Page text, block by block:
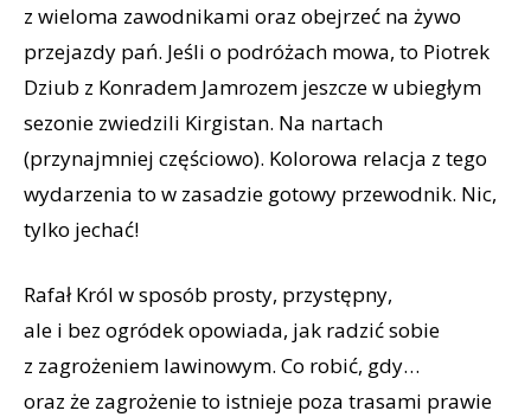
z wieloma zawodnikami oraz obejrzeć na żywo
przejazdy pań. Jeśli o podróżach mowa, to Piotrek
Dziub z Konradem Jamrozem jeszcze w ubiegłym
sezonie zwiedzili Kirgistan. Na nartach
(przynajmniej częściowo). Kolorowa relacja z tego
wydarzenia to w zasadzie gotowy przewodnik. Nic,
tylko jechać!
Rafał Król w sposób prosty, przystępny,
ale i bez ogródek opowiada, jak radzić sobie
z zagrożeniem lawinowym. Co robić, gdy…
oraz że zagrożenie to istnieje poza trasami prawie